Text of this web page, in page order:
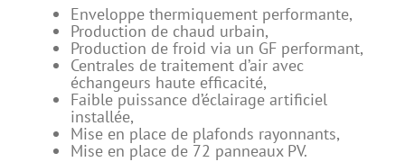
Enveloppe thermiquement performante,
Production de chaud urbain,
Production de froid via un GF performant,
Centrales de traitement d’air avec
échangeurs haute efficacité,
Faible puissance d’éclairage artificiel
installée,
Mise en place de plafonds rayonnants,
Mise en place de 72 panneaux PV.